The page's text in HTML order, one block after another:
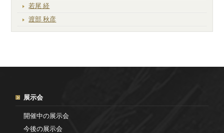
若尾 経
渡部 秋彦
展示会
開催中の展示会
今後の展示会